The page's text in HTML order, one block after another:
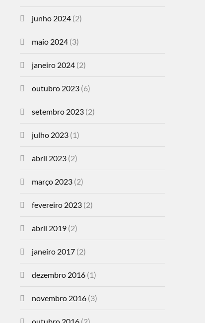
junho 2024(2)
maio 2024(3)
janeiro 2024(2)
outubro 2023(6)
setembro 2023(2)
julho 2023(1)
abril 2023(2)
março 2023(2)
fevereiro 2023(2)
abril 2019(2)
janeiro 2017(2)
dezembro 2016(1)
novembro 2016(3)